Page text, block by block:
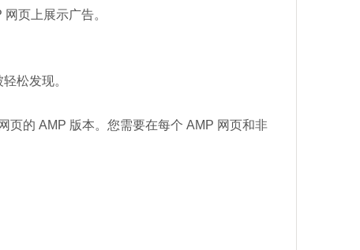
页上展示广告。
松发现。
页的 AMP 版本。您需要在每个 AMP 网页和非